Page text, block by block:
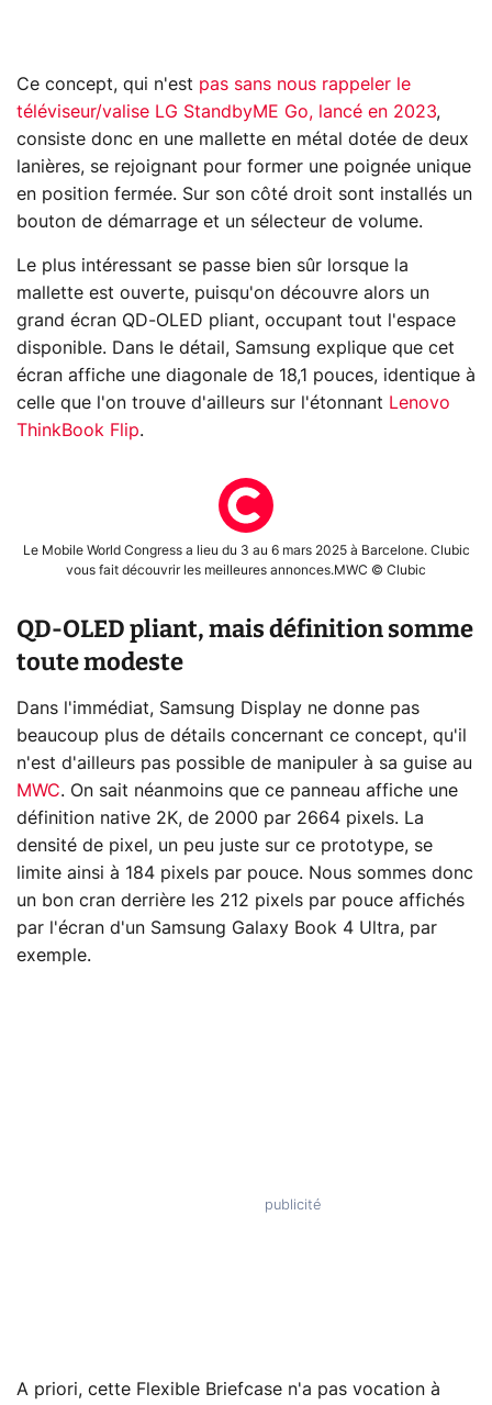
Ce concept, qui n'est pas sans nous rappeler le
téléviseur/valise LG StandbyME Go, lancé en 2023,
consiste donc en une mallette en métal dotée de deux
lanières, se rejoignant pour former une poignée unique
en position fermée. Sur son côté droit sont installés un
bouton de démarrage et un sélecteur de volume.
Le plus intéressant se passe bien sûr lorsque la
mallette est ouverte, puisqu'on découvre alors un
grand écran QD-OLED pliant, occupant tout l'espace
disponible. Dans le détail, Samsung explique que cet
écran affiche une diagonale de 18,1 pouces, identique à
celle que l'on trouve d'ailleurs sur l'étonnant Lenovo
ThinkBook Flip.
Le Mobile World Congress a lieu du 3 au 6 mars 2025 à Barcelone. Clubic
vous fait découvrir les meilleures annonces.MWC © Clubic
QD-OLED pliant, mais définition somme
toute modeste
Dans l'immédiat, Samsung Display ne donne pas
beaucoup plus de détails concernant ce concept, qu'il
n'est d'ailleurs pas possible de manipuler à sa guise au
MWC. On sait néanmoins que ce panneau affiche une
définition native 2K, de 2000 par 2664 pixels. La
densité de pixel, un peu juste sur ce prototype, se
limite ainsi à 184 pixels par pouce. Nous sommes donc
un bon cran derrière les 212 pixels par pouce affichés
par l'écran d'un Samsung Galaxy Book 4 Ultra, par
exemple.
A priori, cette Flexible Briefcase n'a pas vocation à